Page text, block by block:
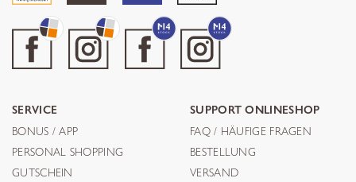
SERVICE
BONUS / APP
PERSONAL SHOPPING
GUTSCHEIN
SUPPORT ONLINESHOP
FAQ / HÄUFIGE FRAGEN
BESTELLUNG
VERSAND